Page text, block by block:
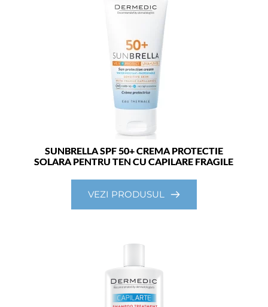
SUNBRELLA SPF 50+ CREMA PROTECTIE
SOLARA PENTRU TEN CU CAPILARE FRAGILE
VEZI PRODUSUL